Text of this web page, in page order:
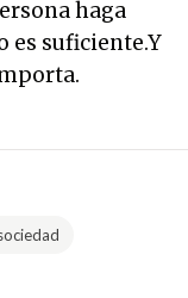
haga
es suficiente.Y